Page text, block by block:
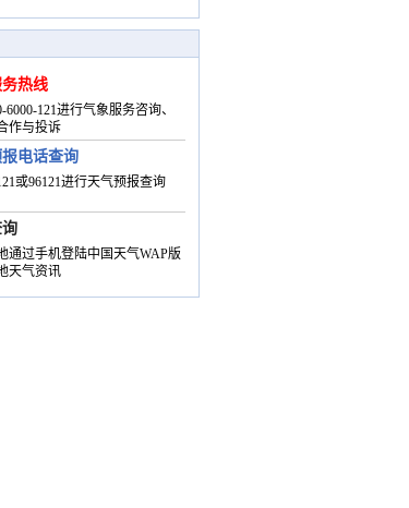
热线
6000-121进行气象服务咨询、
作与投诉
电话查询
或96121进行天气预报查询
通过手机登陆中国天气WAP版
天气资讯